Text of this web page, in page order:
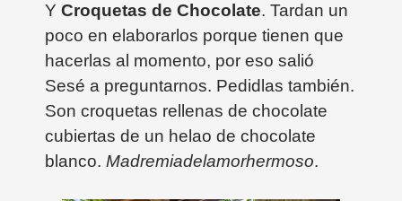
Y Croquetas de Chocolate. Tardan un
poco en elaborarlos porque tienen que
hacerlas al momento, por eso salió
Sesé a preguntarnos. Pedidlas también.
Son croquetas rellenas de chocolate
cubiertas de un helao de chocolate
blanco. Madremiadelamorhermoso.